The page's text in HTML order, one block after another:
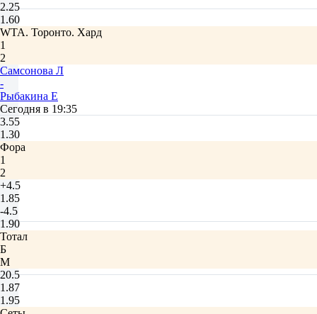
2.25
1.60
WTA. Торонто. Хард
1
2
Самсонова Л
-
Рыбакина Е
Сегодня в 19:35
3.55
1.30
Фора
1
2
+4.5
1.85
-4.5
1.90
Тотал
Б
М
20.5
1.87
1.95